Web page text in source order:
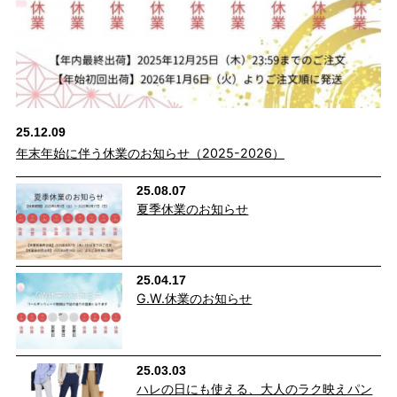
インスタイルも決まるバックシルエット
ウエスト部分は後ろに入れたギャザーのおかげで、前開きデザイ
ンなのにはきやすさも◎。 動きに合わせて伸縮するので屈んだり
座ったりしたときも腰が見えません。
ヒップが高く見える位置にバックポケットのデザインを配置。ト
ップスをインしたときに、後姿もサマになります。
25.12.09
年末年始に伴う休業のお知らせ（2025-2026）
25.08.07
夏季休業のお知らせ
25.04.17
G.W.休業のお知らせ
25.03.03
ハレの日にも使える、大人のラク映えパン